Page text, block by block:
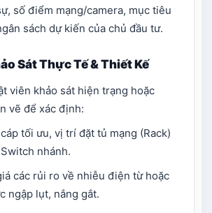
số điểm mạng/camera, mục tiêu
sách dự kiến của chủ đầu tư.
Sát Thực Tế & Thiết Kế
viên khảo sát hiện trạng hoặc
vẽ để xác định:
tối ưu, vị trí đặt tủ mạng (Rack)
nhánh.
các rủi ro về nhiễu điện từ hoặc
ngập lụt, nắng gắt.